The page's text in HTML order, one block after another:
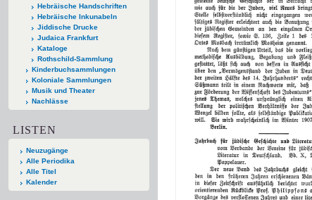
Hebräische Handschriften
Hebräische Inkunabeln
Jiddische Drucke
Judaica Frankfurt
Kataloge
Rothschild-Sammlung
Kinderbuchsammlungen
Koloniale Sammlungen
Musik und Theater
Nachlässe
LISTEN
Neuzugänge
Alle Periodika
Alle Titel
Kalender